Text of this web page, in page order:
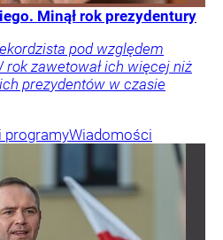
Minął rok prezydentury
pod względem
zawetował ich więcej niż
prezydentów w czasie
programyWiadomości